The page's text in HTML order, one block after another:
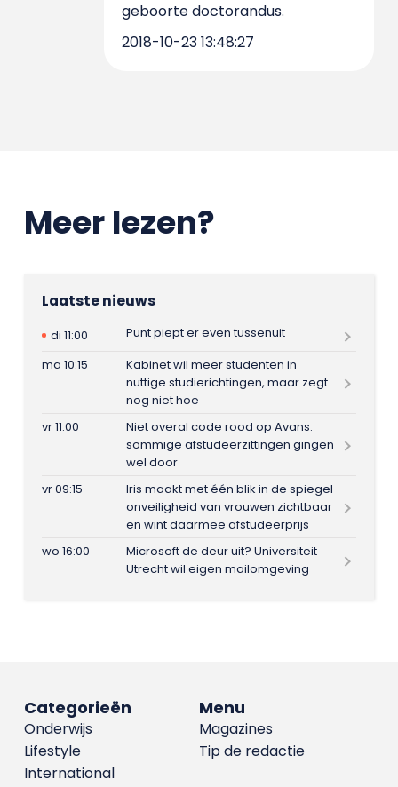
geboorte doctorandus.
2018-10-23 13:48:27
Meer lezen?
Laatste nieuws
di 11:00
Punt piept er even tussenuit
ma 10:15
Kabinet wil meer studenten in
nuttige studierichtingen, maar zegt
nog niet hoe
vr 11:00
Niet overal code rood op Avans:
sommige afstudeerzittingen gingen
wel door
vr 09:15
Iris maakt met één blik in de spiegel
onveiligheid van vrouwen zichtbaar
en wint daarmee afstudeerprijs
wo 16:00
Microsoft de deur uit? Universiteit
Utrecht wil eigen mailomgeving
Menu
Magazines
Tip de redactie
Categorieën
Onderwijs
Lifestyle
International